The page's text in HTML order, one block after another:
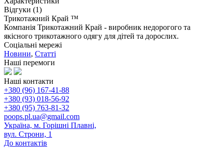
Відгуки (1)
Трикотажний Край ™
Компанія Трикотажний Край - виробник недорогого та
якісного трикотажного одягу для дітей та дорослих.
Соціальні мережі
Новини, Статті
Наші перемоги
Наші контакти
+380 (96) 167-41-88
+380 (93) 018-56-92
+380 (95) 763-81-32
poops.pl.ua@gmail.com
Україна, м. Горішні Плавні,
вул. Строни, 1
До контактів